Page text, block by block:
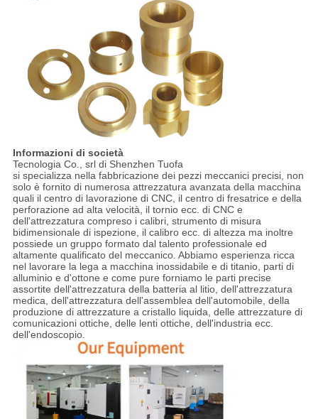
Informazioni di società
Tecnologia Co., srl di Shenzhen Tuofa
si specializza nella fabbricazione dei pezzi meccanici precisi, non
solo è fornito di numerosa attrezzatura avanzata della macchina
quali il centro di lavorazione di CNC, il centro di fresatrice e della
perforazione ad alta velocità, il tornio ecc. di CNC e
dell'attrezzatura compreso i calibri, strumento di misura
bidimensionale di ispezione, il calibro ecc. di altezza ma inoltre
possiede un gruppo formato dal talento professionale ed
altamente qualificato del meccanico. Abbiamo esperienza ricca
nel lavorare la lega a macchina inossidabile e di titanio, parti di
alluminio e d'ottone e come pure forniamo le parti precise
assortite dell'attrezzatura della batteria al litio, dell'attrezzatura
medica, dell'attrezzatura dell'assemblea dell'automobile, della
produzione di attrezzature a cristallo liquida, delle attrezzature di
comunicazioni ottiche, delle lenti ottiche, dell'industria ecc.
dell'endoscopio.